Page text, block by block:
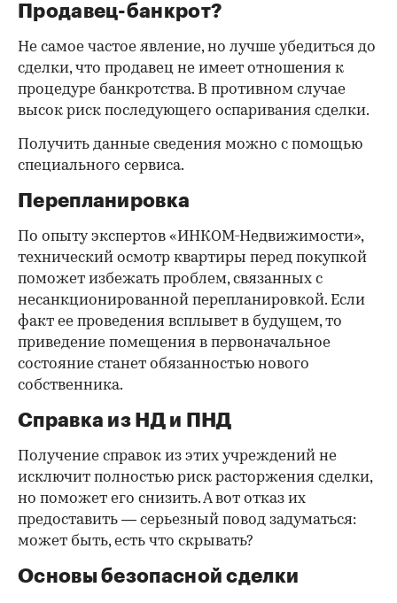
Продавец-банкрот?
Не самое частое явление, но лучше убедиться до
сделки, что продавец не имеет отношения к
процедуре банкротства. В противном случае
высок риск последующего оспаривания сделки.
Получить данные сведения можно с помощью
специального сервиса.
Перепланировка
По опыту экспертов «ИНКОМ-Недвижимости»,
технический осмотр квартиры перед покупкой
поможет избежать проблем, связанных с
несанкционированной перепланировкой. Если
факт ее проведения всплывет в будущем, то
приведение помещения в первоначальное
состояние станет обязанностью нового
собственника.
Справка из НД и ПНД
Получение справок из этих учреждений не
исключит полностью риск расторжения сделки,
но поможет его снизить. А вот отказ их
предоставить — серьезный повод задуматься:
может быть, есть что скрывать?
Основы безопасной сделки